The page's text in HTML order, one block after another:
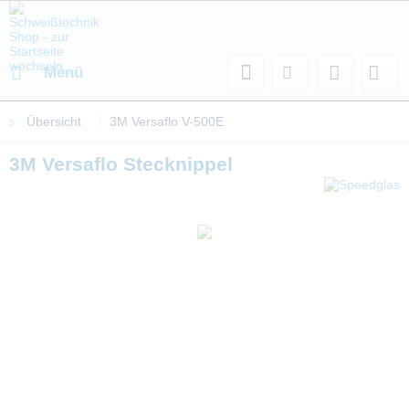
Menü
Übersicht 3M Versaflo V-500E
3M Versaflo Stecknippel